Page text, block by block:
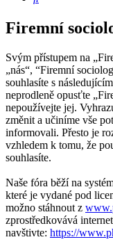
Firemní
Svým přístupem na
„nás“, “Firemní
souhlasíte s
neprodleně opusťte
nepoužívejte jej.
změnit a učiníme vše
informovali. Přesto je
vzhledem k tomu, že
souhlasíte.
Naše fóra běží na
které je vydané pod
možno stáhnout z
zprostředkovává
navštivte: https://